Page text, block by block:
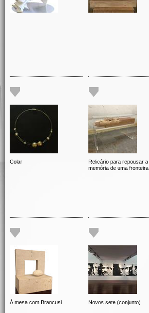
Colar
Relicário para repousar a
memória de uma fronteira
À mesa com Brancusi Novos sete (conjunto)